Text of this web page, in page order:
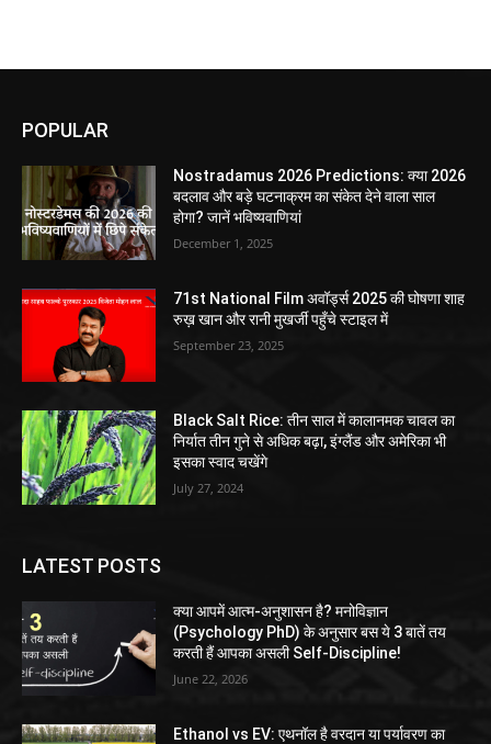
POPULAR
Nostradamus 2026 Predictions: क्या 2026
बदलाव और बड़े घटनाक्रम का संकेत देने वाला साल
होगा? जानें भविष्यवाणियां
December 1, 2025
71st National Film अवॉर्ड्स 2025 की घोषणा शाह
रुख़ खान और रानी मुखर्जी पहुँचे स्टाइल में
September 23, 2025
Black Salt Rice: तीन साल में कालानमक चावल का
निर्यात तीन गुने से अधिक बढ़ा, इंग्लैंड और अमेरिका भी
इसका स्वाद चखेंगे
July 27, 2024
LATEST POSTS
क्या आपमें आत्म-अनुशासन है? मनोविज्ञान
(Psychology PhD) के अनुसार बस ये 3 बातें तय
करती हैं आपका असली Self-Discipline!
June 22, 2026
Ethanol vs EV: एथनॉल है वरदान या पर्यावरण का